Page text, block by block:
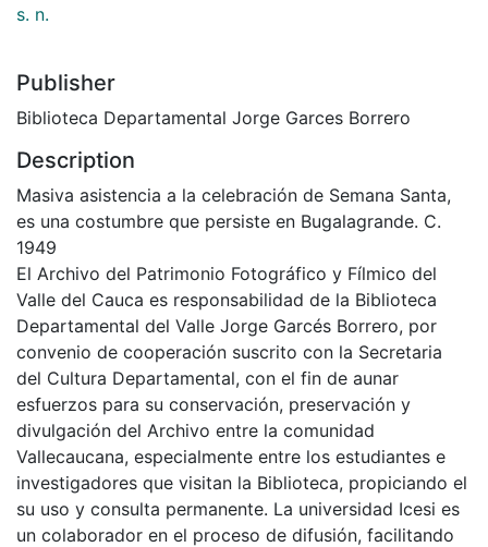
s. n.
Publisher
Biblioteca Departamental Jorge Garces Borrero
Description
Masiva asistencia a la celebración de Semana Santa,
es una costumbre que persiste en Bugalagrande. C.
1949
El Archivo del Patrimonio Fotográfico y Fílmico del
Valle del Cauca es responsabilidad de la Biblioteca
Departamental del Valle Jorge Garcés Borrero, por
convenio de cooperación suscrito con la Secretaria
del Cultura Departamental, con el fin de aunar
esfuerzos para su conservación, preservación y
divulgación del Archivo entre la comunidad
Vallecaucana, especialmente entre los estudiantes e
investigadores que visitan la Biblioteca, propiciando el
su uso y consulta permanente. La universidad Icesi es
un colaborador en el proceso de difusión, facilitando